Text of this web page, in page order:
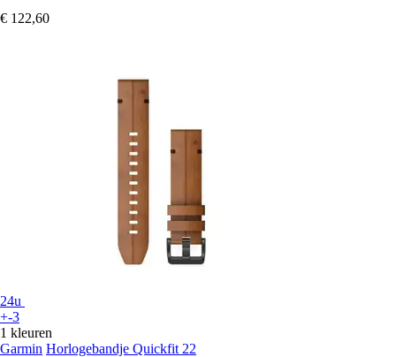
€ 122,60
24u
+-3
1 kleuren
Garmin Horlogebandje Quickfit 22